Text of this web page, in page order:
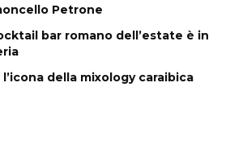
Petrone
bar romano dell’estate è in
della mixology caraibica